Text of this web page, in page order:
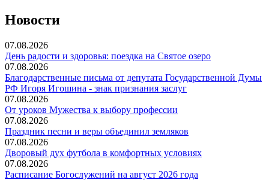
Новости
07.08.2026
День радости и здоровья: поездка на Святое озеро
07.08.2026
Благодарственные письма от депутата Государственной Думы
РФ Игоря Игошина - знак признания заслуг
07.08.2026
От уроков Мужества к выбору профессии
07.08.2026
Праздник песни и веры объединил земляков
07.08.2026
Дворовый дух футбола в комфортных условиях
07.08.2026
Расписание Богослужений на август 2026 года